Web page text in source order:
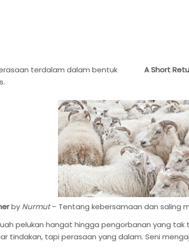
terdalam dalam bentuk
A Short
by Nurmut– Tentang kebersamaan dan saling
pelukan hangat hingga pengorbanan yang tak
tindakan, tapi perasaan yang dalam. Seni